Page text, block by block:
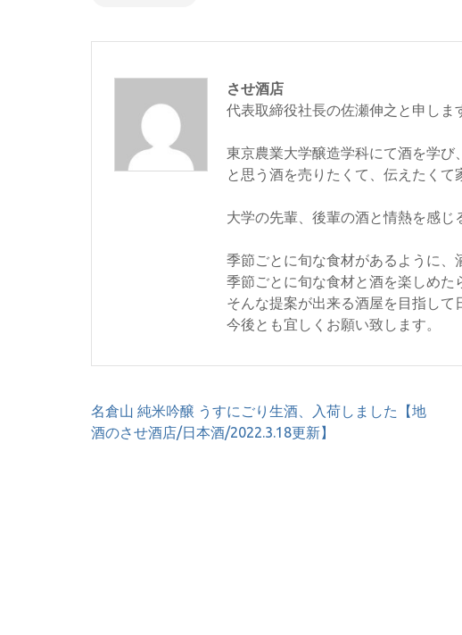
させ酒店
代表取締役社長の佐瀬伸之と申しま
東京農業大学醸造学科にて酒を学
と思う酒を売りたくて、伝えたくて
大学の先輩、後輩の酒と情熱を感じ
季節ごとに旬な食材があるように、
季節ごとに旬な食材と酒を楽しめた
そんな提案が出来る酒屋を目指して
今後とも宜しくお願い致します。
投
稿
名倉山 純米吟醸 うすにごり生酒、入荷しました【地
酒のさせ酒店/日本酒/2022.3.18更新】